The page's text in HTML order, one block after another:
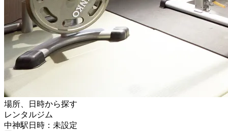
場所、日時から探す
レンタルジム
中神駅日時：未設定